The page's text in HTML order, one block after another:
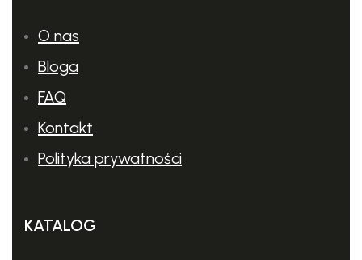
O nas
Bloga
FAQ
Kontakt
Polityka prywatności
KATALOG